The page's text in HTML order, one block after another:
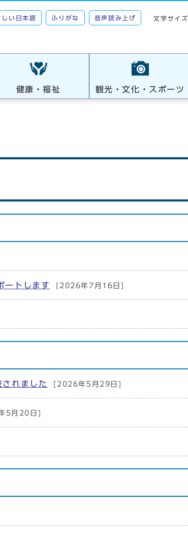
しい日本語 ふりがな 音声読み上げ 文字サイズ
健康・福祉 観光・文化・スポーツ
ートします [2026年7月16日]
れました [2026年5月29日]
5月20日]